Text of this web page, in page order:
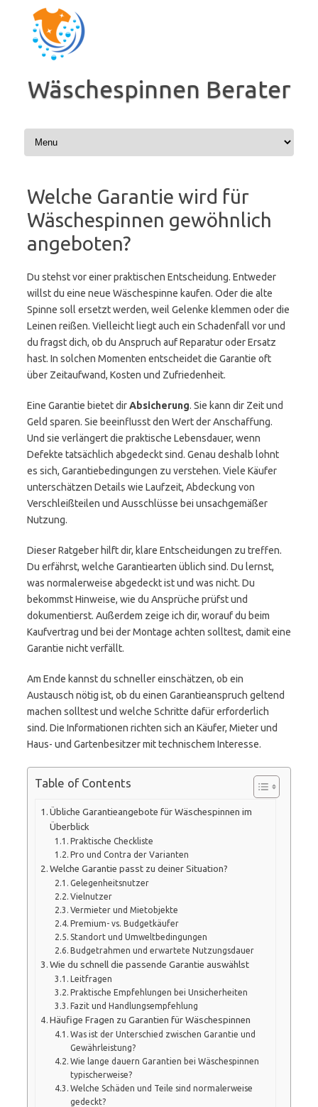
Inhalt
springen
Wäschespinnen Berater
Welche Garantie wird für
Wäschespinnen gewöhnlich
angeboten?
Du stehst vor einer praktischen Entscheidung. Entweder
willst du eine neue Wäschespinne kaufen. Oder die alte
Spinne soll ersetzt werden, weil Gelenke klemmen oder die
Leinen reißen. Vielleicht liegt auch ein Schadenfall vor und
du fragst dich, ob du Anspruch auf Reparatur oder Ersatz
hast. In solchen Momenten entscheidet die Garantie oft
über Zeitaufwand, Kosten und Zufriedenheit.
Eine Garantie bietet dirAbsicherung. Sie kann dir Zeit und
Geld sparen. Sie beeinflusst den Wert der Anschaffung.
Und sie verlängert die praktische Lebensdauer, wenn
Defekte tatsächlich abgedeckt sind. Genau deshalb lohnt
es sich, Garantiebedingungen zu verstehen. Viele Käufer
unterschätzen Details wie Laufzeit, Abdeckung von
Verschleißteilen und Ausschlüsse bei unsachgemäßer
Nutzung.
Dieser Ratgeber hilft dir, klare Entscheidungen zu treffen.
Du erfährst, welche Garantiearten üblich sind. Du lernst,
was normalerweise abgedeckt ist und was nicht. Du
bekommst Hinweise, wie du Ansprüche prüfst und
dokumentierst. Außerdem zeige ich dir, worauf du beim
Kaufvertrag und bei der Montage achten solltest, damit eine
Garantie nicht verfällt.
Am Ende kannst du schneller einschätzen, ob ein
Austausch nötig ist, ob du einen Garantieanspruch geltend
machen solltest und welche Schritte dafür erforderlich
sind. Die Informationen richten sich an Käufer, Mieter und
Haus- und Gartenbesitzer mit technischem Interesse.
Table of Contents
Übliche Garantieangebote für Wäschespinnen im
Überblick
Praktische Checkliste
Pro und Contra der Varianten
Welche Garantie passt zu deiner Situation?
Gelegenheitsnutzer
Vielnutzer
Vermieter und Mietobjekte
Premium- vs. Budgetkäufer
Standort und Umweltbedingungen
Budgetrahmen und erwartete Nutzungsdauer
Wie du schnell die passende Garantie auswählst
Leitfragen
Praktische Empfehlungen bei Unsicherheiten
Fazit und Handlungsempfehlung
Häufige Fragen zu Garantien für Wäschespinnen
Was ist der Unterschied zwischen Garantie und
Gewährleistung?
Wie lange dauern Garantien bei Wäschespinnen
typischerweise?
Welche Schäden und Teile sind normalerweise
gedeckt?